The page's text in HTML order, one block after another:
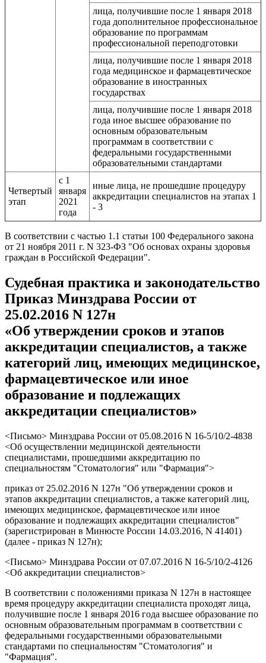
лица, получившие после 1 января 2018
года дополнительное профессиональное
образование по программам
профессиональной переподготовки
лица, получившие после 1 января 2018
года медицинское и фармацевтическое
образование в иностранных
государствах
лица, получившие после 1 января 2018
года иное высшее образование по
основным образовательным
программам в соответствии с
федеральными государственными
образовательными стандартами
Четвертый
этап
с 1
января
2021
года
иные лица, не прошедшие процедуру
аккредитации специалистов на этапах 1
- 3
В соответствии с частью 1.1 статьи 100 Федерального закона
от 21 ноября 2011 г. N 323-ФЗ "Об основах охраны здоровья
граждан в Российской Федерации".
Судебная практика и законодательство
Приказ Минздрава России от
25.02.2016 N 127н
«Об утверждении сроков и этапов
аккредитации специалистов, а также
категорий лиц, имеющих медицинское,
фармацевтическое или иное
образование и подлежащих
аккредитации специалистов»
<Письмо> Минздрава России от 05.08.2016 N 16-5/10/2-4838
<Об осуществлении медицинской деятельности
специалистами, прошедшими аккредитацию по
специальностям "Стоматология" или "Фармация">
приказ от 25.02.2016 N 127н "Об утверждении сроков и
этапов аккредитации специалистов, а также категорий лиц,
имеющих медицинское, фармацевтическое или иное
образование и подлежащих аккредитации специалистов"
(зарегистрирован в Минюсте России 14.03.2016, N 41401)
(далее - приказ N 127н);
<Письмо> Минздрава России от 07.07.2016 N 16-5/10/2-4126
<Об аккредитации специалистов>
В соответствии с положениями приказа N 127н в настоящее
время процедуру аккредитации специалиста проходят лица,
получившие после 1 января 2016 года высшее образование по
основным образовательным программам в соответствии с
федеральными государственными образовательными
стандартами по специальностям "Стоматология" и
"Фармация".